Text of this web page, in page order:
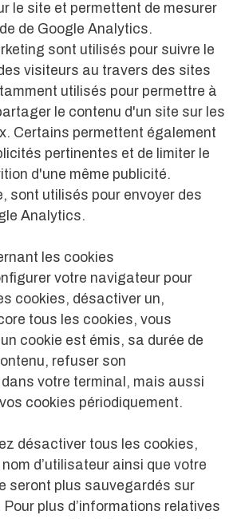
le site et permettent de mesurer
de Google Analytics.
sont utilisés pour suivre le
visiteurs au travers des sites
utilisés pour permettre à
le contenu d'un site sur les
Certains permettent également
pertinentes et de limiter le
d'une même publicité.
sont utilisés pour envoyer des
Analytics.
les cookies
votre navigateur pour
cookies, désactiver un,
tous les cookies, vous
cookie est émis, sa durée de
refuser son
votre terminal, mais aussi
cookies périodiquement.
désactiver tous les cookies,
d’utilisateur ainsi que votre
seront plus sauvegardés sur
plus d’informations relatives